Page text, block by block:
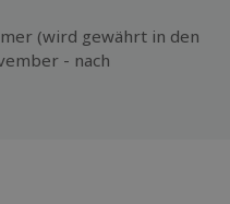
(wird gewährt in den
- nach